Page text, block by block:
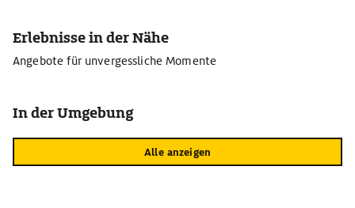
Erlebnisse in der Nähe
Angebote für unvergessliche Momente
In der Umgebung
Alle anzeigen